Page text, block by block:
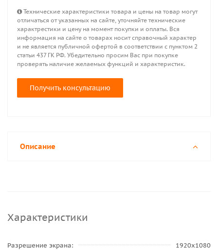
Технические характеристики товара и цены на товар могут
отличаться от указанных на сайте, уточняйте технические
характрестики и цену на момент покупки и оплаты. Вся
информация на сайте о товарах носит справочный характер
и не является публичной офертой в соответствии с пунктом 2
статьи 437 ГК РФ. Убедительно просим Вас при покупке
проверять наличие желаемых функций и характеристик.
Получить консультацию
Описание
Характеристики
Разрешение экрана
1920x1080